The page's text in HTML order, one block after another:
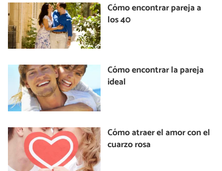
Cómo encontrar pareja a
los 40
Cómo encontrar la pareja
ideal
Cómo atraer el amor con el
cuarzo rosa